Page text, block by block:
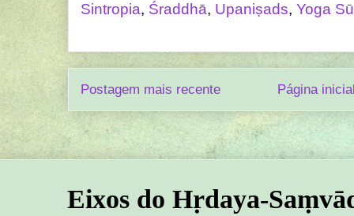
Sintropia, Śraddhā, Upaniṣads, Yoga
Postagem mais recente Página
Eixos do Hṛdaya-